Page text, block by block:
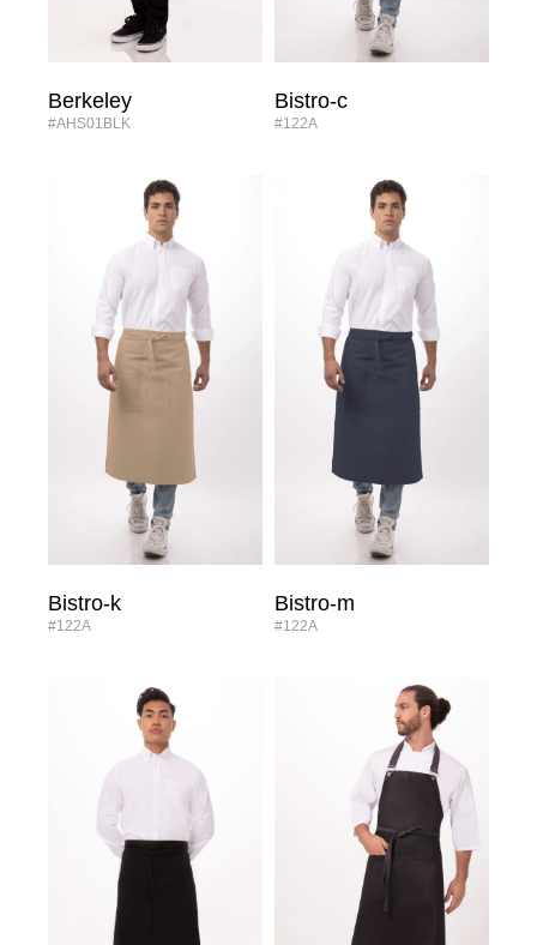
Berkeley
#AHS01BLK
Bistro-c
#122A
Bistro-k
#122A
Bistro-m
#122A